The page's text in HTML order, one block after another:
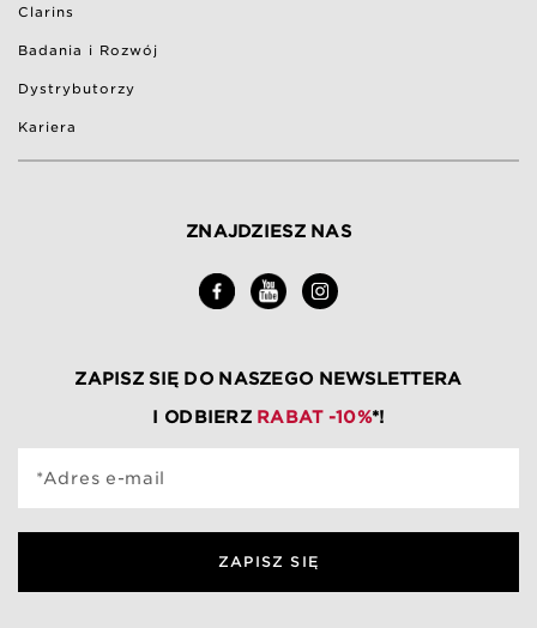
Clarins
Badania i Rozwój
Dystrybutorzy
Kariera
ZNAJDZIESZ NAS
ZAPISZ SIĘ DO NASZEGO NEWSLETTERA
I ODBIERZ RABAT -10%*!
*Adres e-mail
ZAPISZ SIĘ